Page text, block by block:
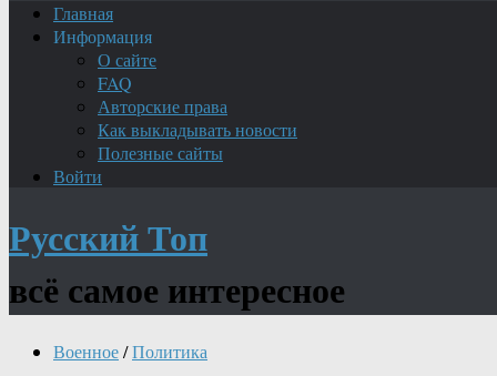
Главная
Информация
О сайте
FAQ
Авторские права
Как выкладывать новости
Полезные сайты
Войти
Русский Топ
всё самое интересное
Военное/Политика